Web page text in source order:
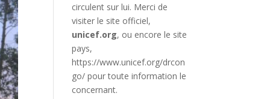
circulent sur lui. Merci de
visiter le site officiel,
unicef.org, ou encore le site
pays,
https://www.unicef.org/drcon
go/ pour toute information le
concernant.